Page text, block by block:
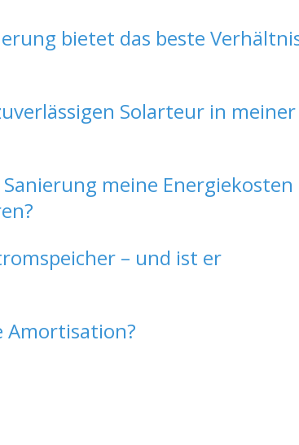
bietet das beste
Solarteur in meiner
meine Energiekosten
– und ist er
Amortisation?